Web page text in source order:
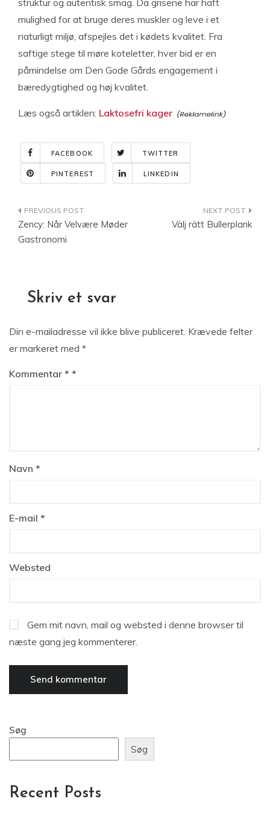
struktur og autentisk smag. Da grisene har haft
mulighed for at bruge deres muskler og leve i et
naturligt miljø, afspejles det i kødets kvalitet. Fra
saftige stege til møre koteletter, hver bid er en
påmindelse om Den Gode Gårds engagement i
bæredygtighed og høj kvalitet.
Læs også artiklen: Laktosefri kager
FACEBOOK TWITTER
PINTEREST LINKEDIN
Indlægsnavigation
Zency: Når Velvære Møder
Gastronomi
Välj rätt Bullerplank
Skriv et svar
Din e-mailadresse vil ikke blive publiceret. Krævede felter
er markeret med *
Kommentar *
Navn *
E-mail *
Websted
Gem mit navn, mail og websted i denne browser til
næste gang jeg kommenterer.
Søg
Søg
Recent Posts